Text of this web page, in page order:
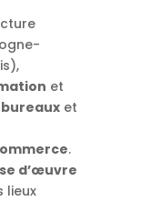
et
bureaux et
.
d’œuvre
lieux